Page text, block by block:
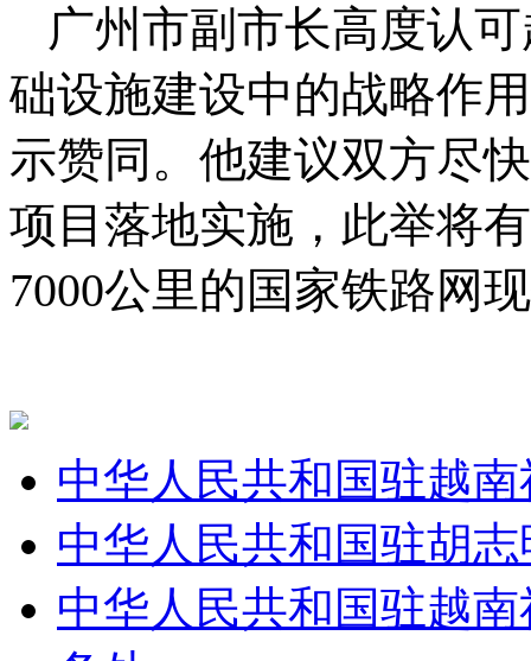
广州市副市长高度认
础设施建设中的战略作
示赞同。他建议双方尽
项目落地实施，此举将
7000公里的国家铁路网
中华人民共和国驻越
中华人民共和国驻胡
中华人民共和国驻越